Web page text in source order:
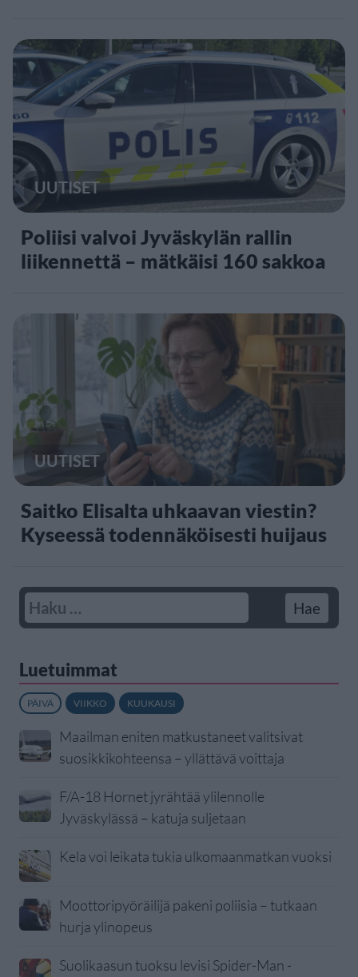
UUTISET
Poliisi valvoi Jyväskylän rallin
liikennettä – mätkäisi 160 sakkoa
UUTISET
Saitko Elisalta uhkaavan viestin?
Kyseessä todennäköisesti huijaus
Luetuimmat
PÄIVÄ VIIKKO KUUKAUSI
Maailman eniten matkustaneet valitsivat
suosikkikohteensa – yllättävä voittaja
F/A-18 Hornet jyrähtää ylilennolle
Jyväskylässä – katuja suljetaan
Kela voi leikata tukia ulkomaanmatkan vuoksi
Moottoripyöräilijä pakeni poliisia – tutkaan
hurja ylinopeus
Suolikaasun tuoksu levisi Spider-Man -